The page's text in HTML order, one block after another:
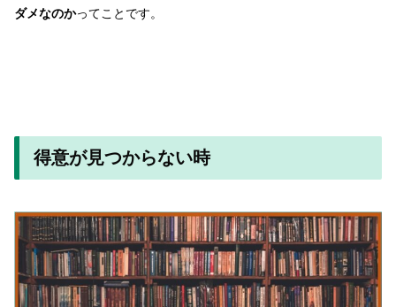
ダメなのかってことです。
得意が見つからない時